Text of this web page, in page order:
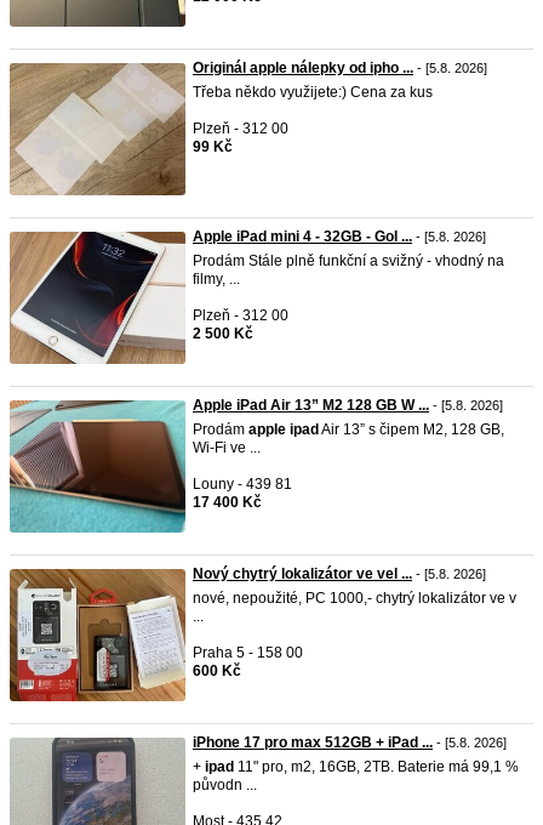
Originál apple nálepky od ipho ... - [5.8. 2026]
Třeba někdo využijete:) Cena za kus
Plzeň - 312 00
99 Kč
Apple iPad mini 4 - 32GB - Gol ... - [5.8. 2026]
Prodám Stále plně funkční a svižný - vhodný na
filmy, ...
Plzeň - 312 00
2 500 Kč
Apple iPad Air 13” M2 128 GB W ... - [5.8. 2026]
Prodám apple ipad Air 13” s čipem M2, 128 GB,
Wi-Fi ve ...
Louny - 439 81
17 400 Kč
Nový chytrý lokalizátor ve vel ... - [5.8. 2026]
nové, nepoužité, PC 1000,- chytrý lokalizátor ve v
...
Praha 5 - 158 00
600 Kč
iPhone 17 pro max 512GB + iPad ... - [5.8. 2026]
+ ipad 11" pro, m2, 16GB, 2TB. Baterie má 99,1 %
původn ...
Most - 435 42